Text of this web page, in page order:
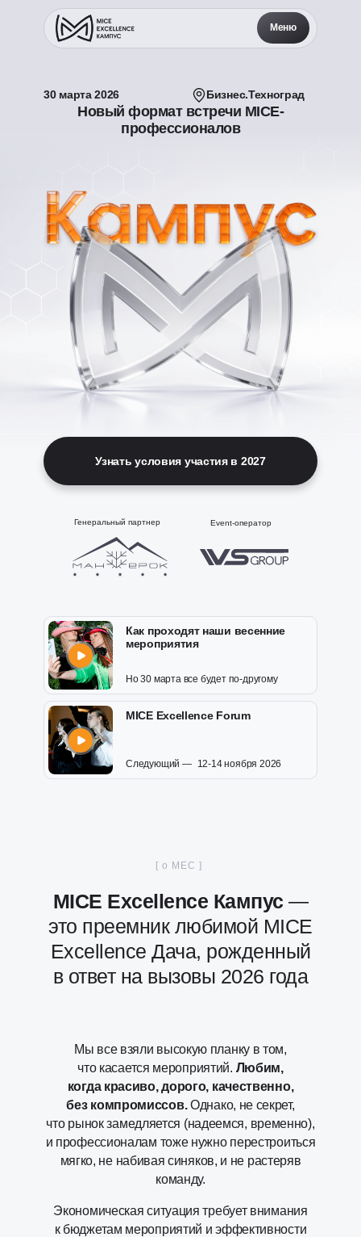
Меню
Узнать условия участия в 2027
Генеральный партнер Event-оператор
30 марта 2026
Новый формат встречи MICE-
профессионалов
Бизнес.Техноград
Но 30 марта все будет по-другому
Как проходят наши весенние
мероприятия
Следующий — 12-14 ноября 2026
MICE Excellence Forum
[ о MEC ]
MICE Excellence Кампус —
это преемник любимой MICE
Excellence Дача, рожденный
в ответ на вызовы 2026 года
Экономическая ситуация требует внимания
к бюджетам мероприятий и эффективности
Мы все взяли высокую планку в том,
что касается мероприятий. Любим,
когда красиво, дорого, качественно,
без компромиссов.Однако, не секрет,
что рынок замедляется (надеемся, временно),
и профессионалам тоже нужно перестроиться
мягко, не набивая синяков, и не растеряв
команду.